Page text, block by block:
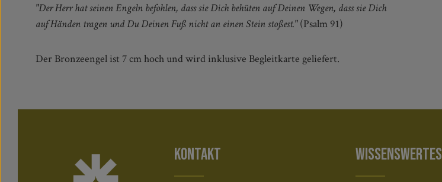
"Der Herr hat seinen Engeln befohlen, dass sie Dich behüten auf Deinen Wegen, dass sie Dich
auf Händen tragen und Du Deinen Fuß nicht an einen Stein stoßest."(Psalm 91)
Der Bronzeengel ist 7 cm hoch und wird inklusive Begleitkarte geliefert.
KONTAKT WISSENSWERTES